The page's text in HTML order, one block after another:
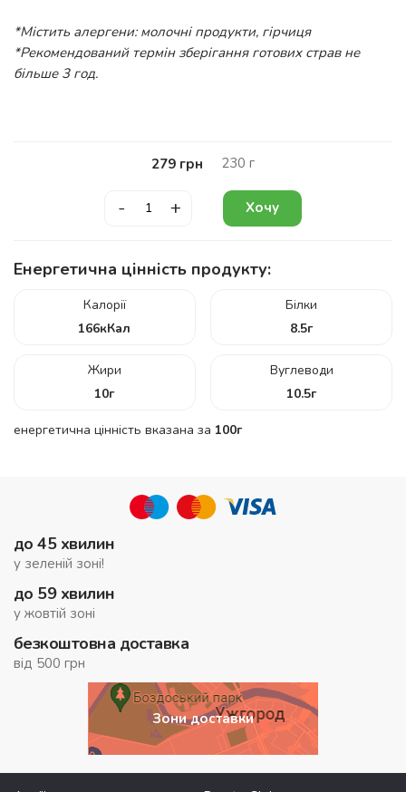
*Містить алергени: молочні продукти, гірчиця
*Рекомендований термін зберігання готових страв не
більше 3 год.
279 грн 230 г
- + Хочу
Енергетична цінність продукту:
Калорії
166кКал
Білки
8.5г
Жири
10г
Вуглеводи
10.5г
енергетична цінність вказана за 100г
до 45 хвилин
у зеленій зоні!
до 59 хвилин
у жовтій зоні
безкоштовна доставка
від 500 грн
Зони доставки